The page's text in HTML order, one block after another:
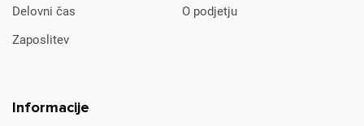
Delovni čas
O podjetju
Zaposlitev
Informacije